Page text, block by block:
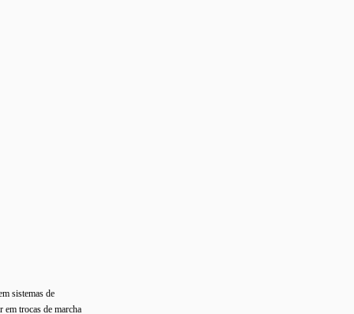
sistemas de
em trocas de marcha